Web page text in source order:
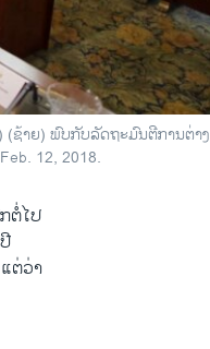
(ຊ້າຍ) ພົບກັບລັດຖະມົນຕີການຕ່າງ
12, 2018.
ຕໍ່ໄປ
ຕ່ວ່າ